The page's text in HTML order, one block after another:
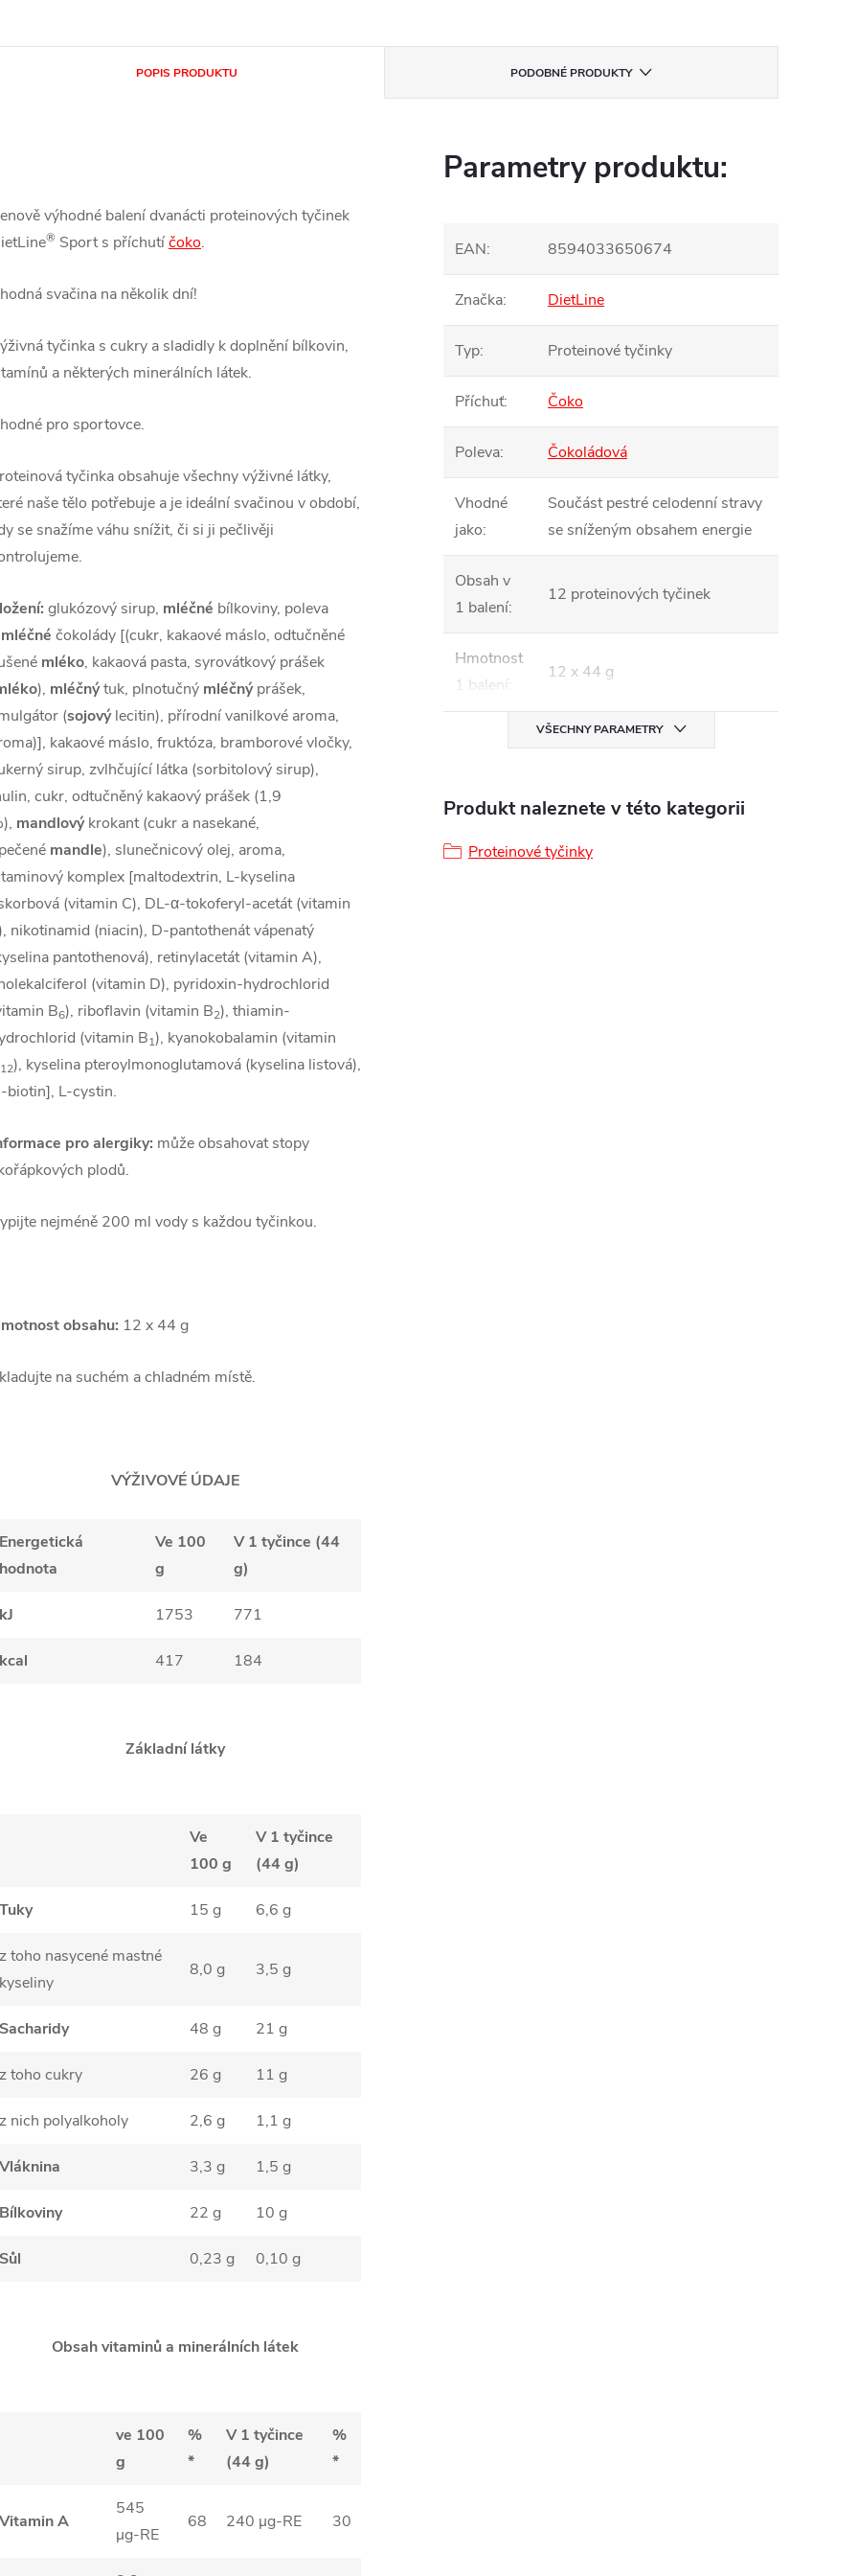
POPIS PRODUKTU PODOBNÉ PRODUKTY
výhodné balení dvanácti proteinových tyčinek
® Sport s příchutíčoko.
svačina na několik dní!
tyčinka s cukry a sladidly k doplnění bílkovin,
a některých minerálních látek.
pro sportovce.
tyčinka obsahuje všechny výživné látky,
naše tělo potřebuje a je ideální svačinou v období,
se snažíme váhu snížit, či si ji pečlivěji
glukózový sirup, mléčné bílkoviny, poleva
mléčné čokolády [(cukr, kakaové máslo, odtučněné
mléko, kakaová pasta, syrovátkový prášek
), mléčnýtuk, plnotučný mléčný prášek,
(sojový lecitin), přírodní vanilkové aroma,
kakaové máslo, fruktóza, bramborové vločky,
sirup, zvlhčující látka (sorbitolový sirup),
cukr, odtučněný kakaový prášek (1,9
mandlový krokant (cukr a nasekané,
mandle), slunečnicový olej, aroma,
komplex [maltodextrin, L-kyselina
(vitamin C), DL-α-tokoferyl-acetát (vitamin
nikotinamid (niacin), D-pantothenát vápenatý
pantothenová), retinylacetát (vitamin A),
(vitamin D), pyridoxin-hydrochlorid
B6), riboflavin (vitamin B2), thiamin-
(vitamin B1), kyanokobalamin (vitamin
12), kyselina pteroylmonoglutamová (kyselina listová),
biotin], L-cystin.
pro alergiky: může obsahovat stopy
plodů.
nejméně 200 ml vody s každou tyčinkou.
obsahu: 12 x44 g
na suchém a chladném místě.
VÝŽIVOVÉ ÚDAJE
Energetická
hodnota
Ve 100
g
V 1 tyčince (44
g)
kJ 1753 771
kcal 417 184
Základní látky
Ve
100 g
V 1 tyčince
(44 g)
Tuky 15 g 6,6 g
z toho nasycené mastné
kyseliny
8,0 g 3,5 g
Sacharidy 48 g 21 g
z toho cukry 26 g 11 g
z nich polyalkoholy 2,6 g 1,1 g
Vláknina 3,3 g 1,5 g
Bílkoviny 22 g 10 g
Sůl 0,23 g 0,10 g
Obsah vitaminů a minerálních látek
ve 100
g
%
*
V 1 tyčince
(44 g)
%
*
Vitamin A
545
µg-RE
68 240 µg-RE 30
Parametry produktu:
EAN: 8594033650674
Značka: DietLine
Typ: Proteinové tyčinky
Příchuť: Čoko
Poleva: Čokoládová
Vhodné
jako:
Součást pestré celodenní stravy
se sníženým obsahem energie
Obsah v
1 balení:
12 proteinových tyčinek
Hmotnost
1 balení:
12 x 44 g
VŠECHNY PARAMETRY
Produkt naleznete v této kategorii
Proteinové tyčinky